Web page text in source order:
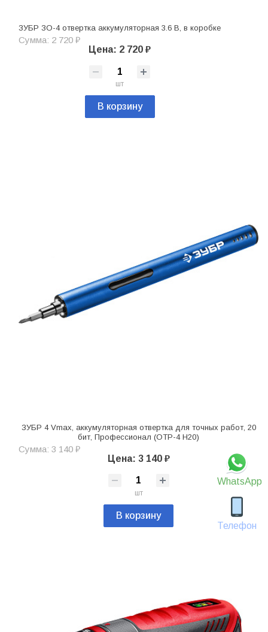
WhatsApp
Телефон
ЗУБР ЗО-4 отвертка аккумуляторная 3.6 В, в коробке
Сумма: 2 720 ₽
Цена: 2 720 ₽
шт
В корзину
ЗУБР 4 Vmax, аккумуляторная отвертка для точных работ, 20
бит, Профессионал (ОТР-4 Н20)
Сумма: 3 140 ₽
Цена: 3 140 ₽
шт
В корзину